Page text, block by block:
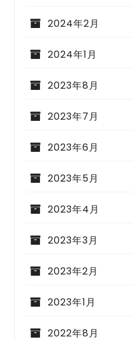
2024年2月
2024年1月
2023年8月
2023年7月
2023年6月
2023年5月
2023年4月
2023年3月
2023年2月
2023年1月
2022年8月